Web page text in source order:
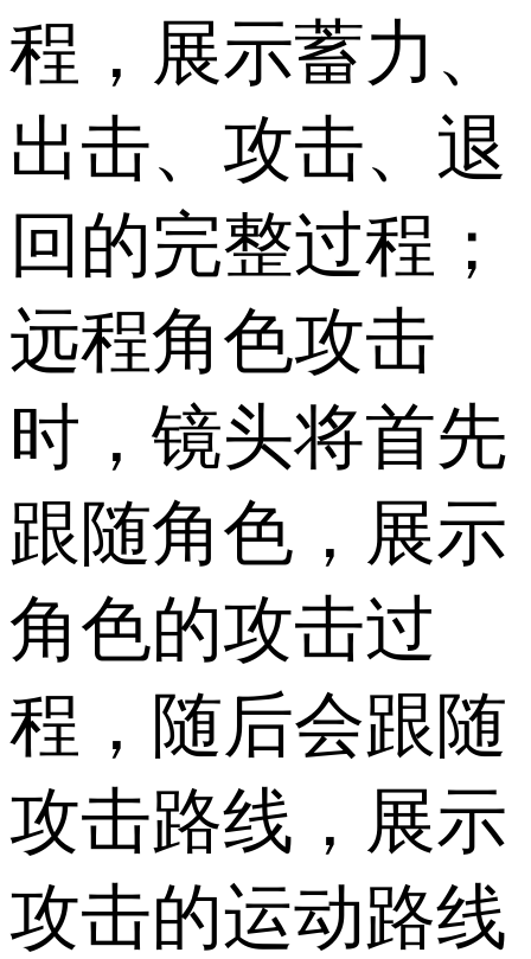
程，展示蓄力、
出击、攻击、退
回的完整过程；
远程角色攻击
时，镜头将首先
跟随角色，展示
角色的攻击过
程，随后会跟随
攻击路线，展示
攻击的运动路线